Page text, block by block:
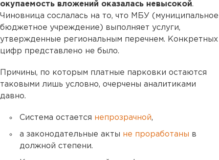
окупаемость вложений оказалась невысокой.
Чиновница сослалась на то, что МБУ (муниципальное
бюджетное учреждение) выполняет услуги,
утвержденные региональным перечнем. Конкретных
цифр представлено не было.
Причины, по которым платные парковки остаются
таковыми лишь условно, очерчены аналитиками
давно.
Система остается непрозрачной,
а законодательные акты не проработаны в
должной степени.